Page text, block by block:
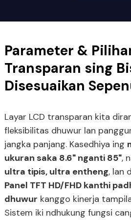
Parameter &
Transparan sing
Disesuaikan
Layar LCD transparan kita
fleksibilitas dhuwur lan
jangka panjang. Kasedhiya ing
ukuran saka 8.6" nganti 85",
ultra tipis, ultra entheng, lan
Panel TFT HD/FHD kanthi
dhuwur kanggo kinerja
Sistem iki ndhukung fungsi